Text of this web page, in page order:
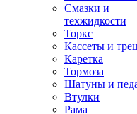
Смазки и
техжидкости
Торкс
Кассеты и
Каретка
Тормоза
Шатуны и
Втулки
Рама